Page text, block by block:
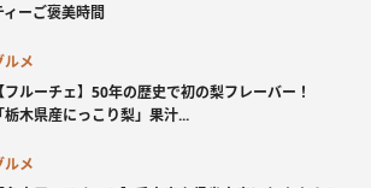
ィーご褒美時間
ルメ
【フルーチェ】50年の歴史で初の梨フレーバー！
「栃木県産にっこり梨」果汁...
ルメ